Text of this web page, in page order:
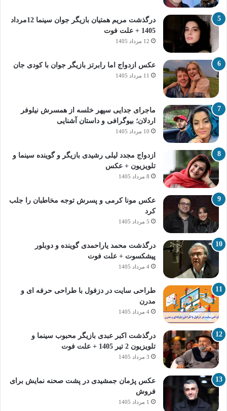
درگذشت مریم همتیان بازیگر جوان سینما 12مرداد
1405 + علت فوت
12 مرداد 1405
عکس ازدواج اما رابرتز بازیگر جوان با کودی جان
11 مرداد 1405
ماجرای جدایی سپهر خلسه از همسرش نیلوفر
اردلان؛ بیوگرافی و داستان آشنایی
10 مرداد 1405
ازدواج مجدد لیلی رشیدی بازیگر و گوینده سینما و
تلویزیون + عکس
8 مرداد 1405
عکس مونا کرمی و پسرش توجه مخاطبان را جلب
کرد
5 مرداد 1405
درگذشت محمد یاراحمدی گوینده و دوبلور
پیشکسوت + علت فوت
4 مرداد 1405
طراحی سایت در دزفول با طراحی حرفه‌ ای و
مدرن
4 مرداد 1405
درگذشت اکبر عبدی بازیگر محبوب سینما و
تلویزیون 2 تیر 1405 + علت فوت
3 مرداد 1405
عکس پژمان جمشیدی در پشت صحنه نمایش برای
فروش
1 مرداد 1405